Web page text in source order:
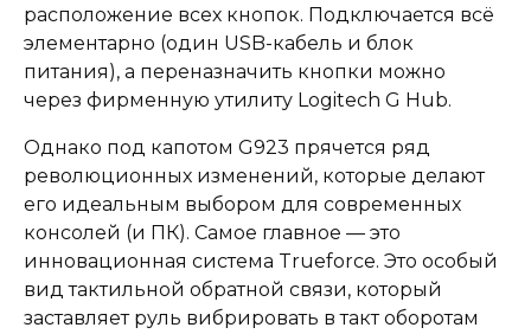
расположение всех кнопок. Подключается всё
элементарно (один USB-кабель и блок
питания), а переназначить кнопки можно
через фирменную утилиту Logitech G Hub.
Однако под капотом G923 прячется ряд
революционных изменений, которые делают
его идеальным выбором для современных
консолей (и ПК). Самое главное — это
инновационная система Trueforce. Это особый
вид тактильной обратной связи, который
заставляет руль вибрировать в такт оборотам